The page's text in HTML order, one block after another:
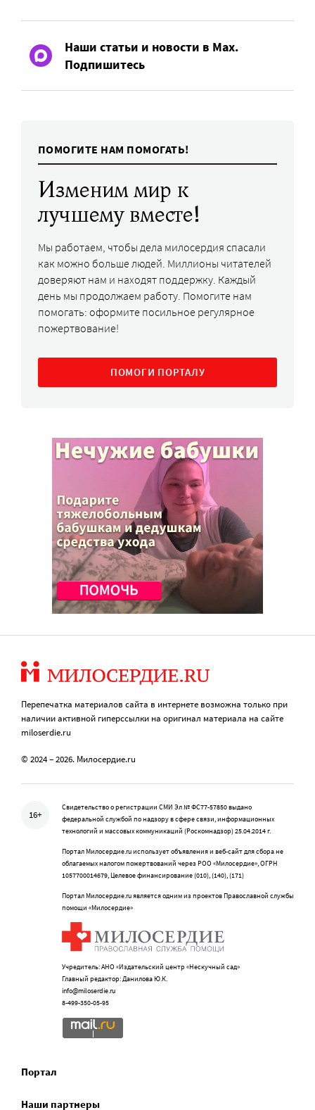
Наши статьи и новости в Max.
Подпишитесь
ПОМОГИТЕ НАМ ПОМОГАТЬ!
Изменим мир к
лучшему вместе!
Мы работаем, чтобы дела милосердия спасали
как можно больше людей. Миллионы читателей
доверяют нам и находят поддержку. Каждый
день мы продолжаем работу. Помогите нам
помогать: оформите посильное регулярное
пожертвование!
ПОМОГИ ПОРТАЛУ
Перепечатка материалов сайта в интернете возможна только при
наличии активной гиперссылки на оригинал материала на сайте
miloserdie.ru
© 2024 – 2026. Милосердие.ru
16+
Свидетельство о регистрации СМИ Эл № ФС77-57850 выдано
федеральной службой по надзору в сфере связи, информационных
технологий и массовых коммуникаций (Роскомнадзор) 25.04.2014 г.
Портал Милосердие.ru использует объявления и веб-сайт для сбора не
облагаемых налогом пожертвований через РОО «Милосердие», ОГРН
1057700014679, Целевое финансирование (010), (140), (171)
Портал Милосердие.ru является одним из проектов Православной службы
помощи «Милосердие»
Учредитель: АНО «Издательский центр «Нескучный сад»
Главный редактор: Данилова Ю.К.
info@miloserdie.ru
8-499-350-05-95
Портал
Наши партнеры